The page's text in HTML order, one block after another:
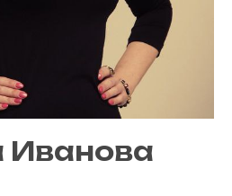
Иванова